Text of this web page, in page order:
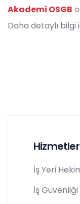
Akademi OSGB
Daha detaylı bilgi
İş Yeri
İş Güvenliği